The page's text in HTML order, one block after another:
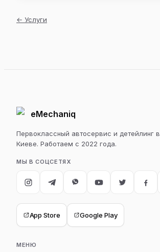
← Услуги
eMechaniq
Первоклассный автосервис и детейлинг в
Киеве. Работаем с 2022 года.
МЫ В СОЦСЕТЯХ
App Store Google Play
МЕНЮ